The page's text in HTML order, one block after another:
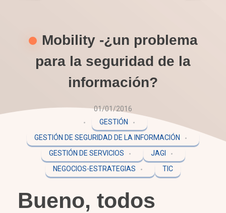
Mobility -¿un problema
para la seguridad de la
información?
01/01/2016
GESTIÓN
GESTIÓN DE SEGURIDAD DE LA INFORMACIÓN
GESTIÓN DE SERVICIOS
JAGI
NEGOCIOS-ESTRATEGIAS
TIC
Bueno, todos